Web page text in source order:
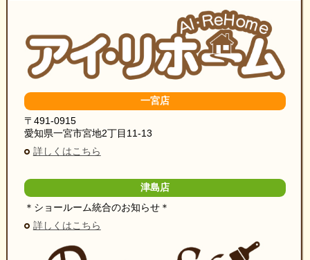
一宮店
〒491-0915
愛知県一宮市宮地2丁目11-13
詳しくはこちら
津島店
＊ショールーム統合のお知らせ＊
詳しくはこちら